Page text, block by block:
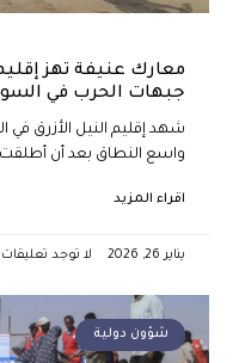
معارك عنيفة تهز
جبهات الحرب في
شهد إقليم النيل الأزرق في
واسع النطاق بعد أن أطلقت
اقراء المزيد
يناير 26, 2026 لا توجد تعليقات
شؤون دولية